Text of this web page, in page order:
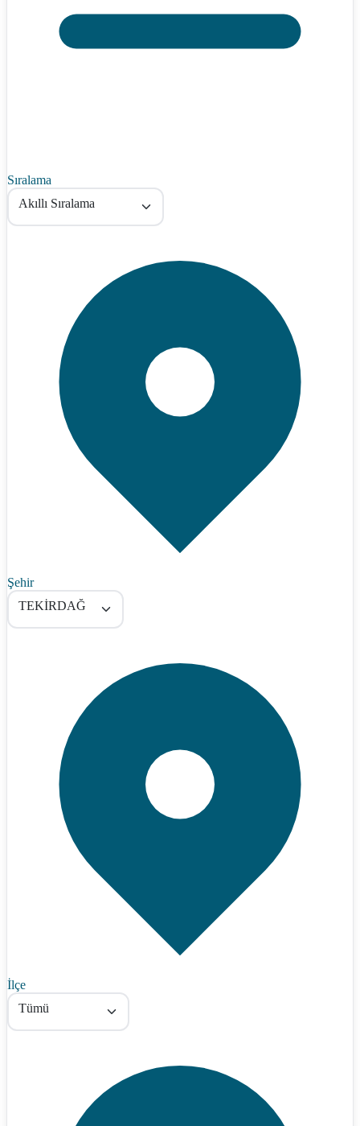
Sıralama
Akıllı Sıralama
Şehir
TEKİRDAĞ
İlçe
Tümü